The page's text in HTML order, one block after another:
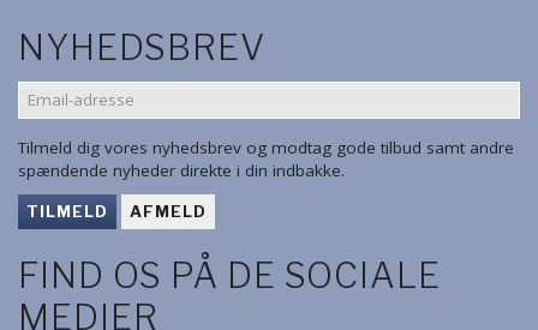
NYHEDSBREV
EMAIL-
ADRESSE
Tilmeld dig vores nyhedsbrev og modtag gode tilbud samt andre
spændende nyheder direkte i din indbakke.
TILMELD AFMELD
FIND OS PÅ DE SOCIALE
MEDIER